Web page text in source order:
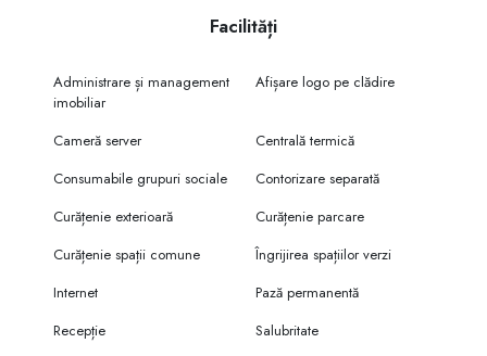
Facilități
Administrare și management
imobiliar
Afișare logo pe clădire
Cameră server
Centrală termică
Consumabile grupuri sociale
Contorizare separată
Curățenie exterioară
Curățenie parcare
Curățenie spații comune
Îngrijirea spațiilor verzi
Internet
Pază permanentă
Recepție
Salubritate